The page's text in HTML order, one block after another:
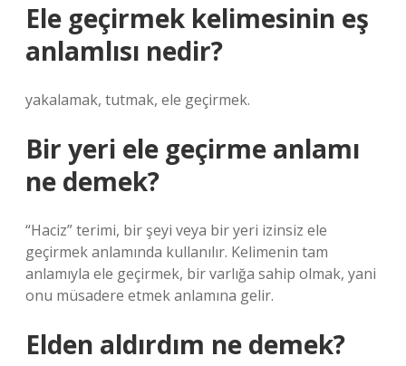
Ele geçirmek kelimesinin eş
anlamlısı nedir?
yakalamak, tutmak, ele geçirmek.
Bir yeri ele geçirme anlamı
ne demek?
“Haciz” terimi, bir şeyi veya bir yeri izinsiz ele
geçirmek anlamında kullanılır. Kelimenin tam
anlamıyla ele geçirmek, bir varlığa sahip olmak, yani
onu müsadere etmek anlamına gelir.
Elden aldırdım ne demek?